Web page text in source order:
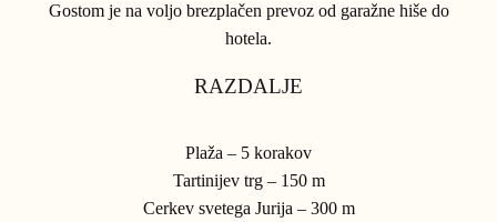
Gostom je na voljo brezplačen prevoz od garažne hiše do
hotela.
RAZDALJE
Plaža – 5 korakov
Tartinijev trg – 150 m
Cerkev svetega Jurija – 300 m